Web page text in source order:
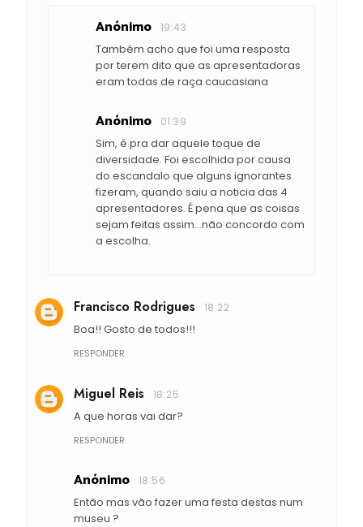
Anónimo 19:43
Também acho que foi uma resposta
por terem dito que as apresentadoras
eram todas de raça caucasiana
Anónimo 01:39
Sim, é pra dar aquele toque de
diversidade. Foi escolhida por causa
do escandalo que alguns ignorantes
fizeram, quando saiu a noticia das 4
apresentadores. É pena que as coisas
sejam feitas assim...não concordo com
a escolha.
Francisco Rodrigues 18:22
Boa!! Gosto de todos!!!
RESPONDER
Miguel Reis 18:25
A que horas vai dar?
RESPONDER
Anónimo 18:56
Então mas vão fazer uma festa destas num
museu ?